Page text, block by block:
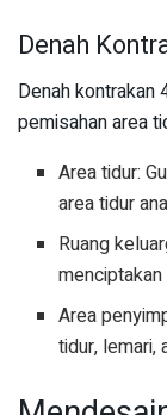
Denah
Denah kontrakan
pemisahan area
Area tidur:
area tidur
Ruang
Area
tidur, lemari,